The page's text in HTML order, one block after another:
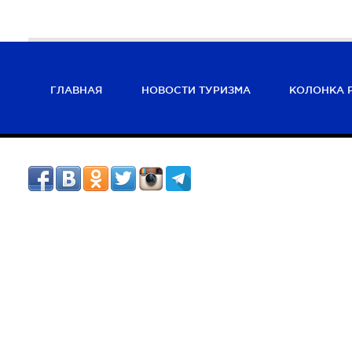
ГЛАВНАЯ НОВОСТИ ТУРИЗМА КОЛОНКА